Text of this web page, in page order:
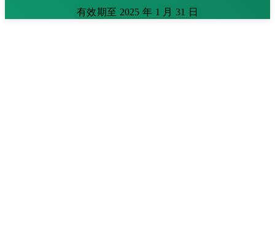
有效期至 2025 年 1 月 31 日